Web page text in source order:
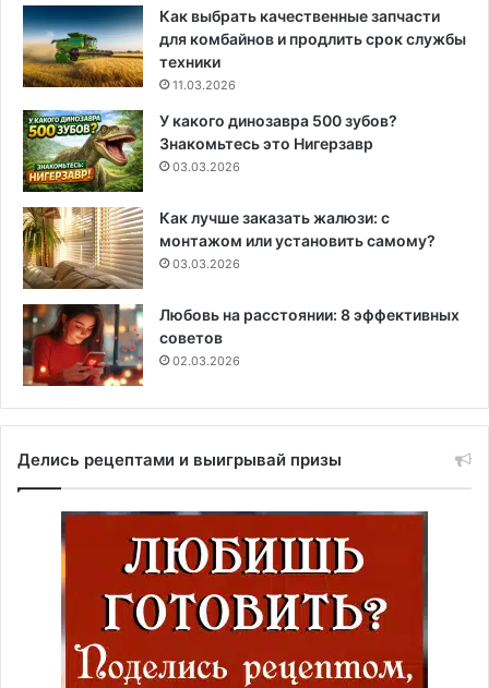
Как выбрать качественные запчасти
для комбайнов и продлить срок службы
техники
11.03.2026
У какого динозавра 500 зубов?
Знакомьтесь это Нигерзавр
03.03.2026
Как лучше заказать жалюзи: с
монтажом или установить самому?
03.03.2026
Любовь на расстоянии: 8 эффективных
советов
02.03.2026
Делись рецептами и выигрывай призы